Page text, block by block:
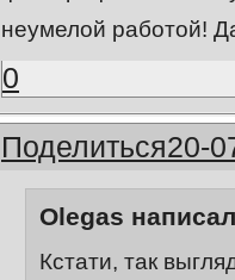
неумелой работой!
0
Поделиться20-
Olegas
Кстати, так